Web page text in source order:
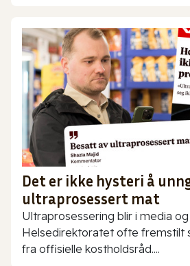
Det er ikke hysteri å
ultraprosessert mat
Ultraprosessering blir i media
Helsedirektoratet ofte fremstilt
fra offisielle kostholdsråd....